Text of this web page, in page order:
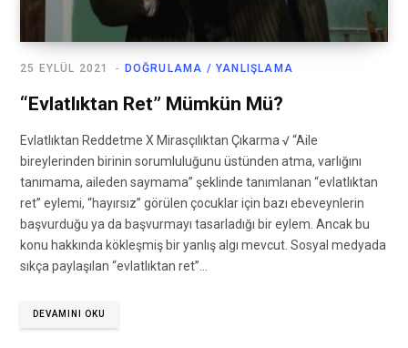
DOĞRULAMA / YANLIŞLAMA
25 EYLÜL 2021
“Evlatlıktan Ret” Mümkün Mü?
Evlatlıktan Reddetme X Mirasçılıktan Çıkarma √ “Aile
bireylerinden birinin sorumluluğunu üstünden atma, varlığını
tanımama, aileden saymama” şeklinde tanımlanan “evlatlıktan
ret” eylemi, “hayırsız” görülen çocuklar için bazı ebeveynlerin
başvurduğu ya da başvurmayı tasarladığı bir eylem. Ancak bu
konu hakkında kökleşmiş bir yanlış algı mevcut. Sosyal medyada
sıkça paylaşılan “evlatlıktan ret”…
DEVAMINI OKU